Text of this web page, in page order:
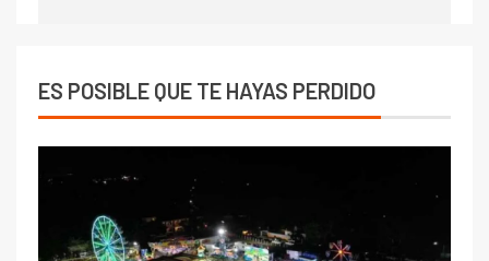
ES POSIBLE QUE TE HAYAS PERDIDO